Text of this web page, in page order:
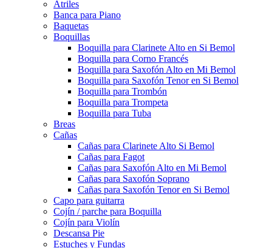
Atriles
Banca para Piano
Baquetas
Boquillas
Boquilla para Clarinete Alto en Si Bemol
Boquilla para Corno Francés
Boquilla para Saxofón Alto en Mi Bemol
Boquilla para Saxofón Tenor en Si Bemol
Boquilla para Trombón
Boquilla para Trompeta
Boquilla para Tuba
Breas
Cañas
Cañas para Clarinete Alto Si Bemol
Cañas para Fagot
Cañas para Saxofón Alto en Mi Bemol
Cañas para Saxofón Soprano
Cañas para Saxofón Tenor en Si Bemol
Capo para guitarra
Cojín / parche para Boquilla
Cojín para Violín
Descansa Pie
Estuches y Fundas